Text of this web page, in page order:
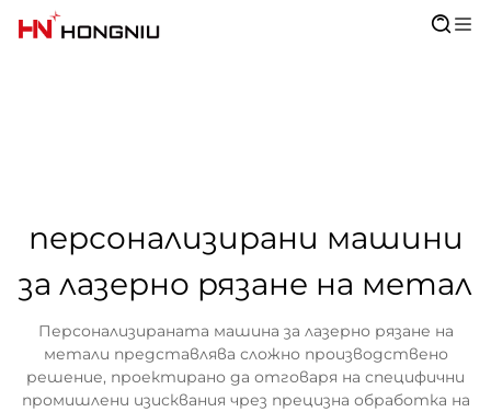
персонализирани машини
за лазерно рязане на метал
Персонализираната машина за лазерно рязане на
метали представлява сложно производствено
решение, проектирано да отговаря на специфични
промишлени изисквания чрез прецизна обработка на